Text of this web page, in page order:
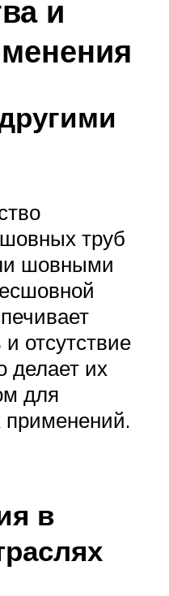
и
труб
шовными
отсутствие
делает их
для
применений.
в